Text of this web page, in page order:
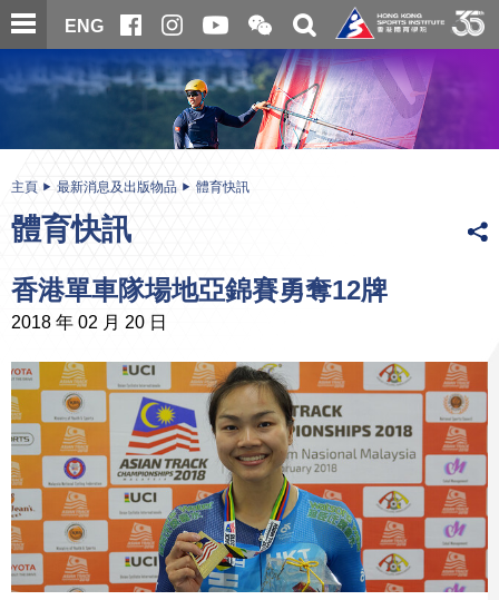
跳
至
內
ENG
開
合
微
信
二
維
碼
關
搜
尋
内
主頁 最新消息及出版物品 體育快訊
體育快訊
香港單車隊場地亞錦賽勇奪12牌
2018 年 02 月 20 日